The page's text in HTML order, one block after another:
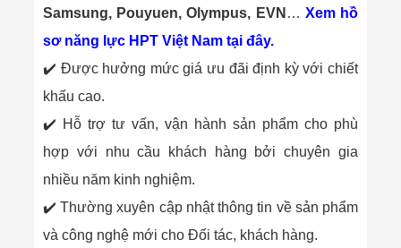
Siêu Thị - Ngân
Giáo Dục -
Điện Tử
Dự Án Ngành
Công An - Quân
Máy
Xưởng -
Samsung, Pouyuen, Olympus, EVN … Xem hồ
sơ năng lực HPT Việt Nam tại đây.
✔️ Được hưởng mức giá ưu đãi định kỳ với chiết
khấu cao.
✔️ Hỗ trợ tư vấn, vận hành sản phẩm cho phù
hợp với nhu cầu khách hàng bởi chuyên gia
nhiều năm kinh nghiệm.
✔️ Thường xuyên cập nhật thông tin về sản phẩm
và công nghệ mới cho Đối tác, khách hàng.